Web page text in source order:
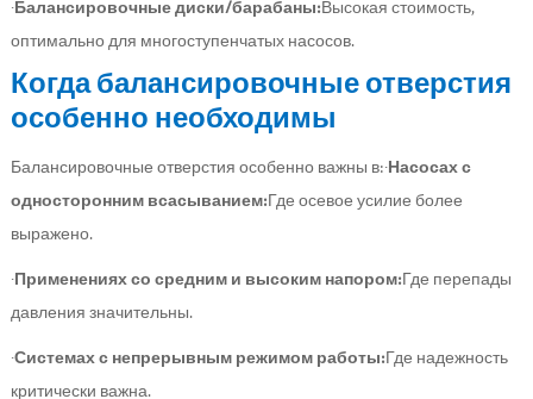
·Балансировочные диски/барабаны:Высокая стоимость,
оптимально для многоступенчатых насосов.
Когда балансировочные отверстия
особенно необходимы
Балансировочные отверстия особенно важны в:·Насосах с
односторонним всасыванием:Где осевое усилие более
выражено.
·Применениях со средним и высоким напором:Где перепады
давления значительны.
·Системах с непрерывным режимом работы:Где надежность
критически важна.